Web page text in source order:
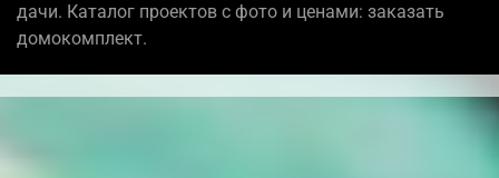
дачи. Каталог проектов с фото и ценами: заказать
домокомплект.